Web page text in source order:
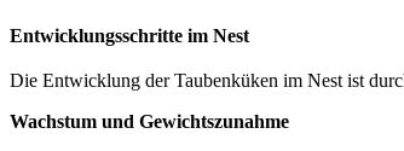
Entwicklungsschritte im Nest
Die Entwicklung der Taubenküken im Nest ist
Wachstum und Gewichtszunahme